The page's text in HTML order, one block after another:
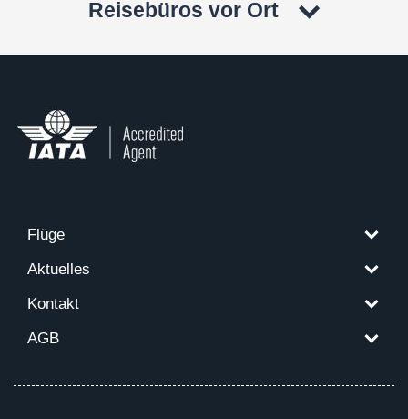
Reisebüros vor Ort
Flüge
Aktuelles
Kontakt
AGB